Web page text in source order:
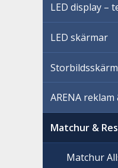
LED display –
LED skärmar
ARENA
Matchur &
Matchur